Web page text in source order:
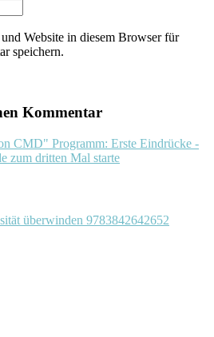
Website in diesem Browser für
speichern.
Kommentar
CMD" Programm: Erste Eindrücke -
zum dritten Mal starte